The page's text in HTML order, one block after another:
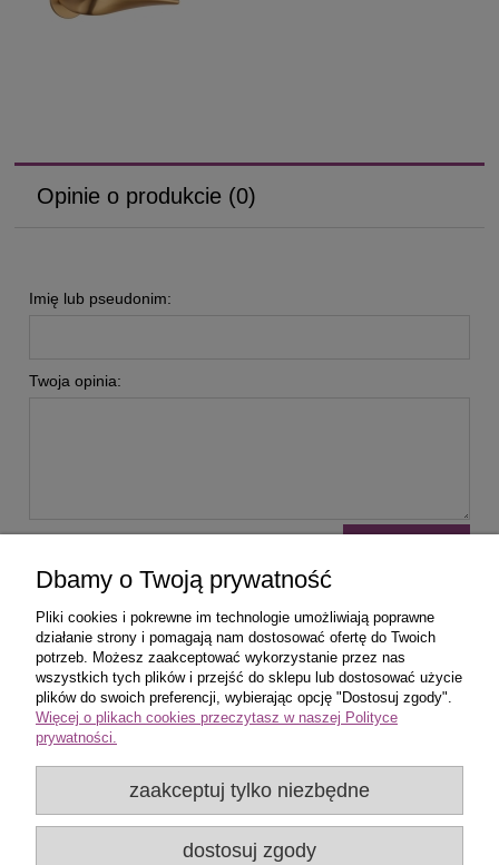
Opinie o produkcie (0)
Imię lub pseudonim:
Twoja opinia:
Zakupy
Popularne produkty
Moje konto
Dbamy o Twoją prywatność
Pliki cookies i pokrewne im technologie umożliwiają poprawne
działanie strony i pomagają nam dostosować ofertę do Twoich
potrzeb. Możesz zaakceptować wykorzystanie przez nas
wszystkich tych plików i przejść do sklepu lub dostosować użycie
plików do swoich preferencji, wybierając opcję "Dostosuj zgody".
Więcej o plikach cookies przeczytasz w naszej Polityce
prywatności.
zaakceptuj tylko niezbędne
dostosuj zgody